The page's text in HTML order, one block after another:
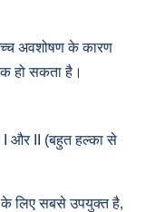
अवशोषण के कारण
हो सकता है।
I और II (बहुत हल्का से
लिए सबसे उपयुक्त है,